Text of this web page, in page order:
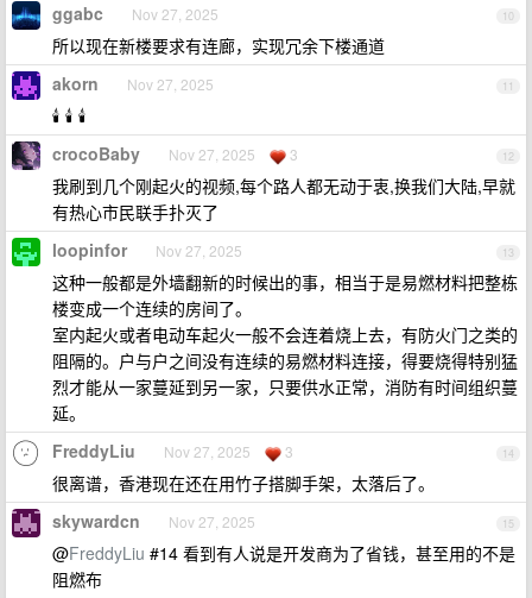
10
ggabc Nov 27, 2025
所以现在新楼要求有连廊，实现冗余下楼通道
11
akorn Nov 27, 2025
🕯️ 🕯️ 🕯️
12
crocoBaby Nov 27, 2025 3
我刷到几个刚起火的视频,每个路人都无动于衷,换我们大陆,早就
有热心市民联手扑灭了
13
loopinfor Nov 27, 2025
这种一般都是外墙翻新的时候出的事，相当于是易燃材料把整栋
楼变成一个连续的房间了。
室内起火或者电动车起火一般不会连着烧上去，有防火门之类的
阻隔的。户与户之间没有连续的易燃材料连接，得要烧得特别猛
烈才能从一家蔓延到另一家，只要供水正常，消防有时间组织蔓
延。
14
FreddyLiu Nov 27, 2025 3
很离谱，香港现在还在用竹子搭脚手架，太落后了。
15
skywardcn Nov 27, 2025
@FreddyLiu #14 看到有人说是开发商为了省钱，甚至用的不是
阻燃布